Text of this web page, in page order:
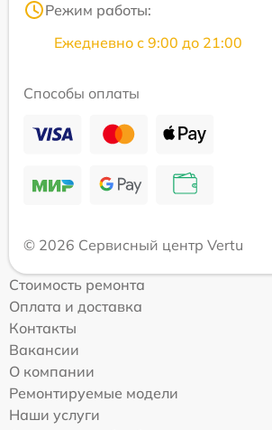
Режим работы:
Ежедневно с 9:00 до 21:00
Способы оплаты
© 2026 Сервисный центр Vertu
Стоимость ремонта
Оплата и доставка
Контакты
Вакансии
О компании
Ремонтируемые модели
Наши услуги